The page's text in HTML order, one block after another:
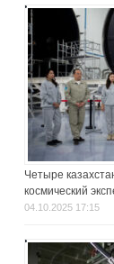
Четыре
космический
04.10.2025 17:15